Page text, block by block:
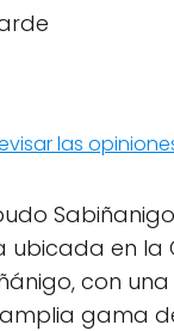
las
ubicada en la
con
gama